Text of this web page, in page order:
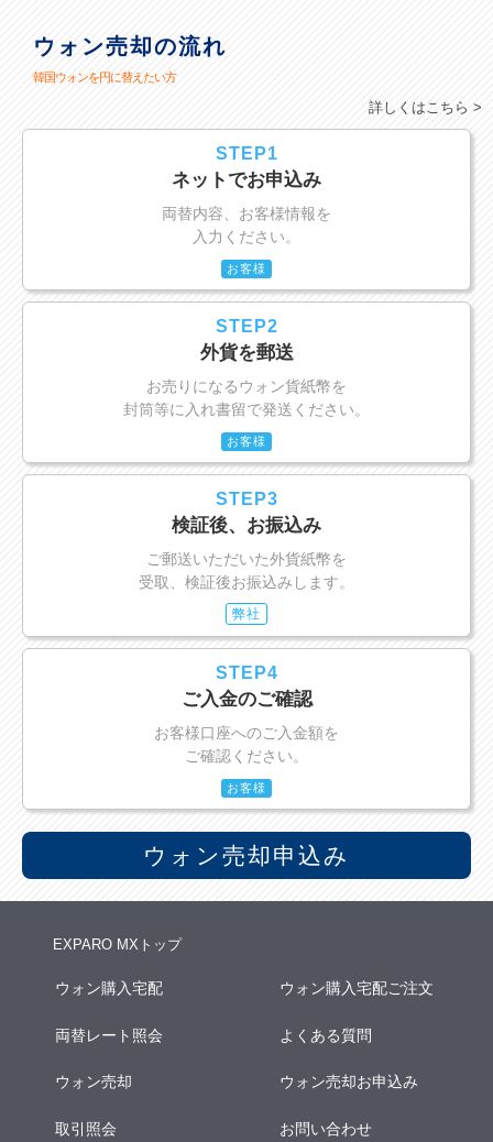
ウォン売却の流れ
韓国ウォンを円に替えたい方
詳しくはこちら >
STEP1
ネットでお申込み
両替内容、お客様情報を
入力ください。
お客様
STEP2
外貨を郵送
お売りになるウォン貨紙幣を
封筒等に入れ書留で発送ください。
お客様
STEP3
検証後、お振込み
ご郵送いただいた外貨紙幣を
受取、検証後お振込みします。
弊社
STEP4
ご入金のご確認
お客様口座へのご入金額を
ご確認ください。
お客様
ウォン売却申込み
EXPARO MXトップ
ウォン購入宅配 ウォン購入宅配ご注文
両替レート照会 よくある質問
ウォン売却 ウォン売却お申込み
取引照会 お問い合わせ